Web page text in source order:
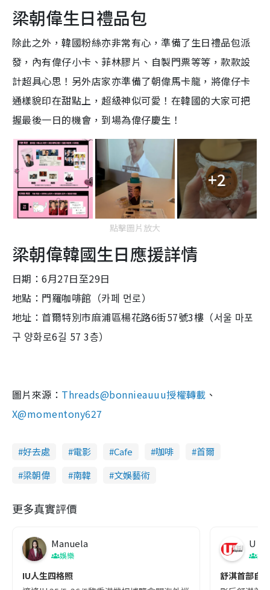
梁朝偉生日禮品包
除此之外，韓國粉絲亦非常有心，準備了生日禮品包派
發，內有偉仔小卡、菲林膠片、自製門票等等，款款設
計超具心思！另外店家亦準備了朝偉馬卡龍，將偉仔卡
通樣貌印在甜點上，超級神似可愛！在韓國的大家可把
握最後一日的機會，到場為偉仔慶生！
+2
點擊圖片放大
梁朝偉韓國生日應援詳情
日期：6月27日至29日
地點：門羅咖啡館（카페 먼로）
地址：首爾特別市麻浦區楊花路6街57號3樓（서울 마포
구 양화로6길 57 3층）
圖片來源： Threads@bonnieauuu授權轉載 、
X@momentony627
好去處 電影 Cafe 咖啡
首爾
梁朝偉
南韓 文娛藝術
更多真實評價
Manuela
娛樂
IU人生四格照
U
娛
舒淇首部自